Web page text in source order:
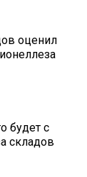
оценил
будет с
складов